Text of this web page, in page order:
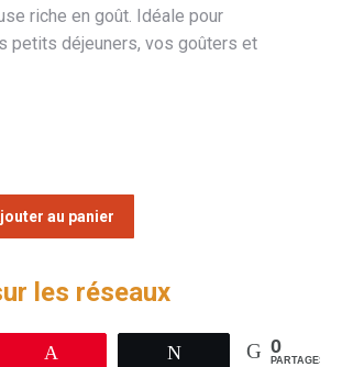
riche en goût. Idéale pour
petits déjeuners, vos goûters et
au panier
les réseaux
Tweetez 0
PARTAGES